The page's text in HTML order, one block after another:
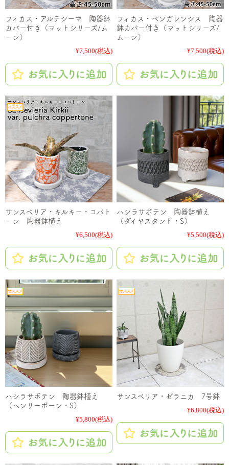
フィカス・アルテシーマ 陶器鉢
カバー付き（マットシリーズ/ム
ーン）
¥7,500(税込)
フィカス・ベンガレンシス 陶器
鉢カバー付き（マットシリーズ/
ムーン）
¥7,500(税込)
サンスベリア・キルキー・コパト
ーン 陶器鉢植え
¥6,500(税込)
ハシラサボテン 陶器鉢植え
（ダイヤスタンド・S）
¥5,500(税込)
ハシラサボテン 陶器鉢植え
（ヘンリーボーン・S）
¥5,800(税込)
サンスベリア・ゼラニカ 7号鉢
¥6,800(税込)